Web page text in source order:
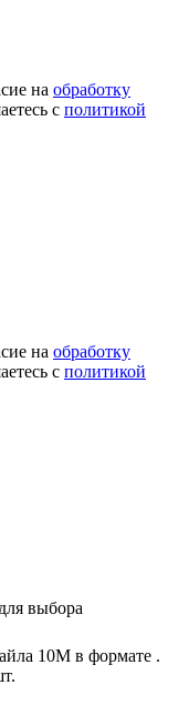
на обработку
с политикой
на обработку
с политикой
выбора
10M в формате .